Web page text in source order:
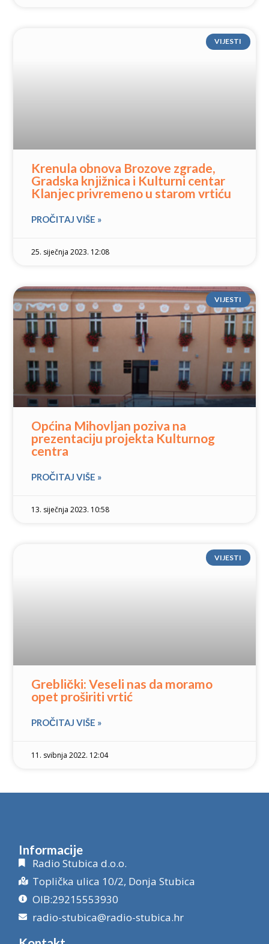
VIJESTI
Krenula obnova Brozove zgrade,
Gradska knjižnica i Kulturni centar
Klanjec privremeno u starom vrtiću
PROČITAJ VIŠE »
25. siječnja 2023. 12:08
VIJESTI
Općina Mihovljan poziva na
prezentaciju projekta Kulturnog
centra
PROČITAJ VIŠE »
13. siječnja 2023. 10:58
VIJESTI
Greblički: Veseli nas da moramo
opet proširiti vrtić
PROČITAJ VIŠE »
11. svibnja 2022. 12:04
Informacije
Radio Stubica d.o.o.
Toplička ulica 10/2, Donja Stubica
OIB:29215553930
radio-stubica@radio-stubica.hr